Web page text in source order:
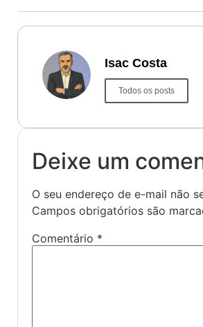
Isac Costa
Todos os posts
Deixe um
O seu endereço de e-mail não
Campos obrigatórios são
Comentário *